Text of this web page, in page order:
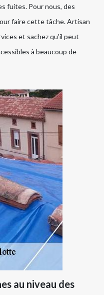
fuites. Pour nous, des
faire cette tâche. Artisan
et sachez qu'il peut
à beaucoup de
au niveau des